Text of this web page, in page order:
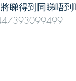
得到同睇唔到